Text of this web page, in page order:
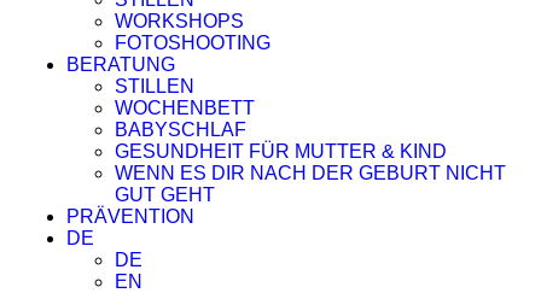
WORKSHOPS
FOTOSHOOTING
BERATUNG
STILLEN
WOCHENBETT
BABYSCHLAF
GESUNDHEIT FÜR MUTTER & KIND
WENN ES DIR NACH DER GEBURT NICHT
GUT GEHT
PRÄVENTION
DE
DE
EN